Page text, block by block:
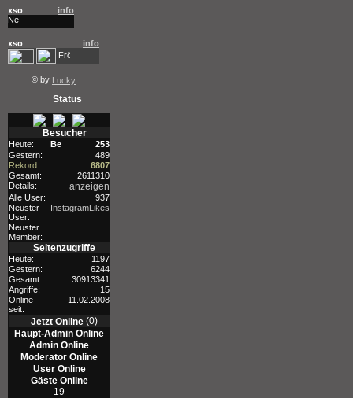
xso info
xso info
© by Lucky
Status
Besucher
Heute:
253
Gestern:
489
Rekord:
6807
Gesamt:
2611310
Details:
anzeigen
Alle User:
937
Neuster
User:
InstagramLikes
Neuster
Member:
Seitenzugriffe
Heute:
1197
Gestern:
6244
Gesamt:
30913341
Angriffe:
15
Online
seit:
11.02.2008
Jetzt Online (0)
Haupt-Admin Online
Admin Online
Moderator Online
User Online
Gäste Online
19